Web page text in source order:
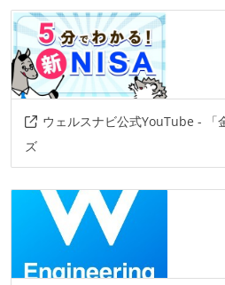
ウェルスナビ公式YouTube - 「
ズ